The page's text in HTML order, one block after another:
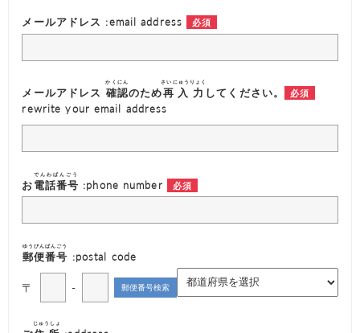
メールアドレス :email address
メールアドレス 確認
かくにん
のため再入力
さいにゅうりょく
してください。
rewrite your email address
お電話番号
でんわばんごう
:phone number
郵便番号
ゆうびんばんごう
:postal code
〒 -
じゅうしょ